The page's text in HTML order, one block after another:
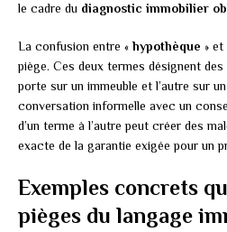
le cadre du diagnostic immobilier
La confusion entre «hypothèque » et
piège. Ces deux termes désignent des
porte sur un immeuble et l’autre sur
conversation informelle avec un
d’un terme à l’autre peut créer des
exacte de la garantie exigée pour un
Exemples concrets
pièges du langage